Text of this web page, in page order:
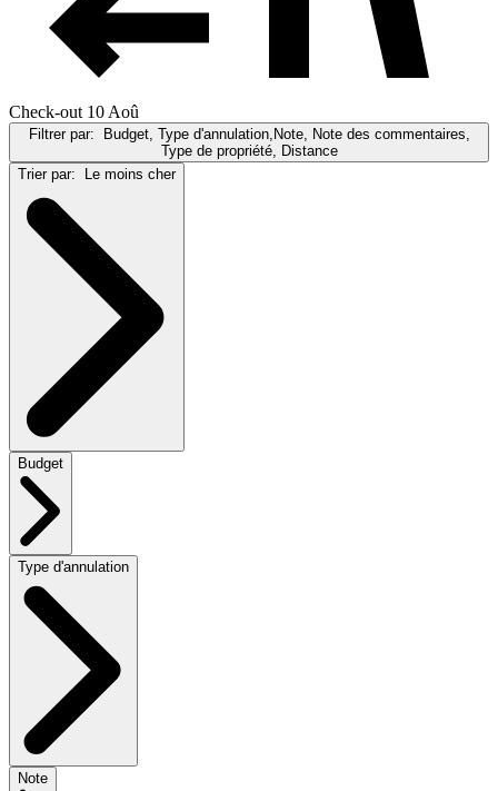
Check-out 10 Aoû
Filtrer par: Budget, Type d'annulation,Note, Note des commentaires,
Type de propriété, Distance
Trier par: Le moins cher
Budget
Type d'annulation
Note